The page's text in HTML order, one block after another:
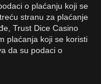
o plaćanju koji se
stranu za plaćanje
Trust Dice Casino
plaćanja koji se koristi
da su podaci o